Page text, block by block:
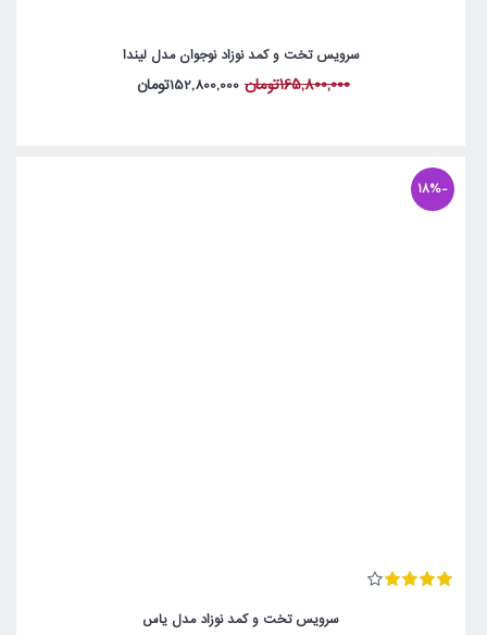
سرویس تخت و کمد نوزاد نوجوان مدل لیندا
165,800,000تومان 152,800,000تومان
-18%
سرویس تخت و کمد نوزاد مدل یاس